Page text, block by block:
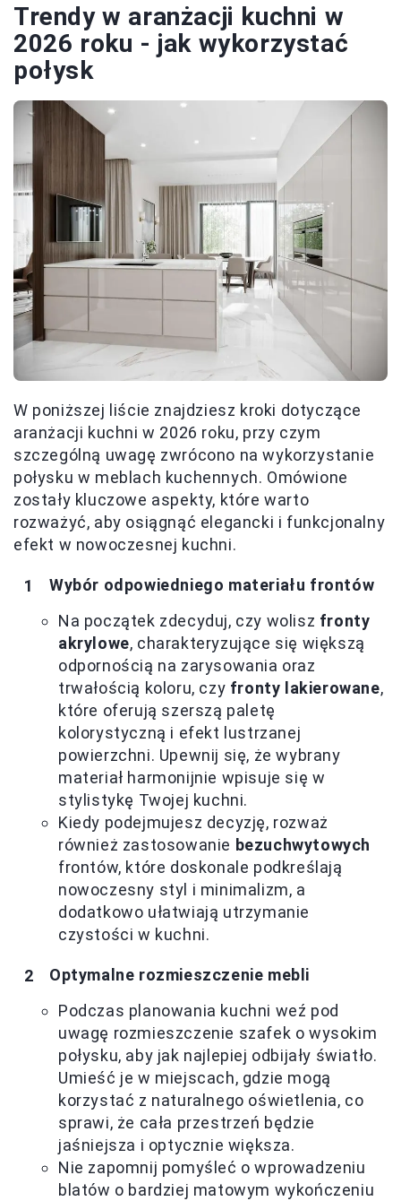
Trendy w aranżacji kuchni w
2026 roku - jak wykorzystać
połysk
W poniższej liście znajdziesz kroki dotyczące
aranżacji kuchni w 2026 roku, przy czym
szczególną uwagę zwrócono na wykorzystanie
połysku w meblach kuchennych. Omówione
zostały kluczowe aspekty, które warto
rozważyć, aby osiągnąć elegancki i funkcjonalny
efekt w nowoczesnej kuchni.
Wybór odpowiedniego materiału frontów
Na początek zdecyduj, czy wolisz fronty
akrylowe, charakteryzujące się większą
odpornością na zarysowania oraz
trwałością koloru, czy fronty lakierowane,
które oferują szerszą paletę
kolorystyczną i efekt lustrzanej
powierzchni. Upewnij się, że wybrany
materiał harmonijnie wpisuje się w
stylistykę Twojej kuchni.
Kiedy podejmujesz decyzję, rozważ
również zastosowanie bezuchwytowych
frontów, które doskonale podkreślają
nowoczesny styl i minimalizm, a
dodatkowo ułatwiają utrzymanie
czystości w kuchni.
Optymalne rozmieszczenie mebli
Podczas planowania kuchni weź pod
uwagę rozmieszczenie szafek o wysokim
połysku, aby jak najlepiej odbijały światło.
Umieść je w miejscach, gdzie mogą
korzystać z naturalnego oświetlenia, co
sprawi, że cała przestrzeń będzie
jaśniejsza i optycznie większa.
Nie zapomnij pomyśleć o wprowadzeniu
blatów o bardziej matowym wykończeniu